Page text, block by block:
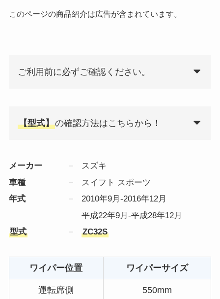
このページの商品紹介は広告が含まれています。
ご利用前に必ずご確認ください。
【型式】の確認方法はこちらから！
メーカー
スズキ
車種
スイフト スポーツ
年式
2010年9月-2016年12月
平成22年9月-平成28年12月
型式
ZC32S
ワイパー位置 ワイパーサイズ
運転席側 550mm